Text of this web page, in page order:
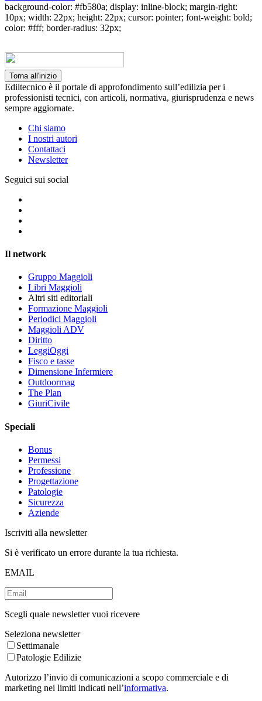
background-color: #fb580a; display: inline-block; margin-right:
10px; width: 22px; height: 22px; cursor: pointer; font-weight: bold;
color: #fff; border-radius: 32px;
Torna all'inizio
Ediltecnico è il portale di approfondimento sull’edilizia per i
professionisti tecnici, con articoli, normativa, giurisprudenza e news
sempre aggiornate.
Chi siamo
I nostri autori
Contattaci
Newsletter
Seguici sui social
Il network
Gruppo Maggioli
Libri Maggioli
Altri siti editoriali
Formazione Maggioli
Periodici Maggioli
Maggioli ADV
Diritto
LeggiOggi
Fisco e tasse
Dimensione Infermiere
Outdoormag
The Plan
GiuriCivile
Speciali
Bonus
Permessi
Professione
Progettazione
Patologie
Sicurezza
Aziende
Iscriviti alla newsletter
Si è verificato un errore durante la tua richiesta.
EMAIL
Scegli quale newsletter vuoi ricevere
Seleziona newsletter
Settimanale
Patologie Edilizie
Autorizzo l’invio di comunicazioni a scopo commerciale e di
marketing nei limiti indicati nell’informativa.